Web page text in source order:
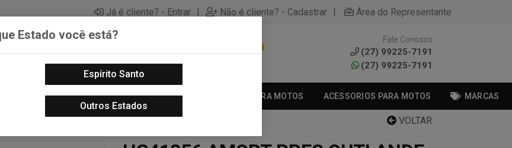
Já é cliente? - Entrar | Não é cliente? - Cadastrar | Área do Representante
Fale Conosco
(27) 99225-7191
(27) 99225-7191
AUTOMOTIVAS LUBRIFICANTES PARA MOTOS PECAS PARA MOTOS ACESSORIOS PARA MOTOS MARCAS
VOLTAR
Estado você está?
Espírito Santo
Outros Estados